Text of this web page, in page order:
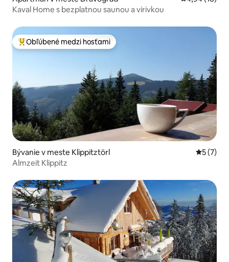
Kaval Home s bezplatnou saunou a vírivkou
Najobľúbenejšie medzi hosťami
Obľúbené medzi hosťami
Bývanie v meste Klippitztörl
5 (7)
Almzeit Klippitz